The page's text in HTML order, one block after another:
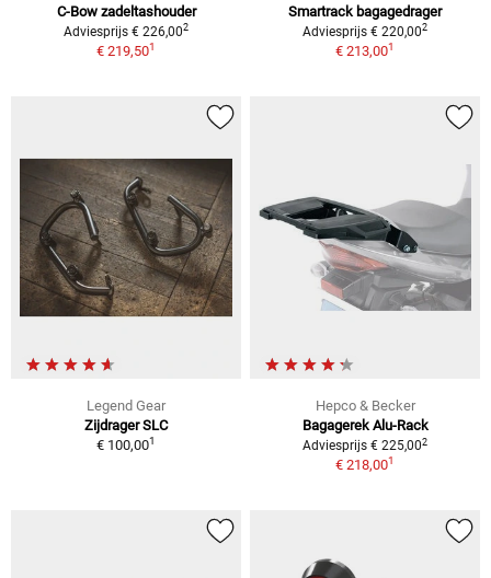
C-Bow zadeltashouder
Adviesprijs € 226,002
€ 219,501
Smartrack bagagedrager
Adviesprijs € 220,002
€ 213,001
Legend Gear
Zijdrager SLC
€ 100,001
Hepco & Becker
Bagagerek Alu-Rack
Adviesprijs € 225,002
€ 218,001